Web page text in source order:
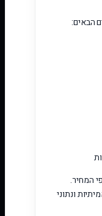
הבאים:
המחיר.
ונתוני